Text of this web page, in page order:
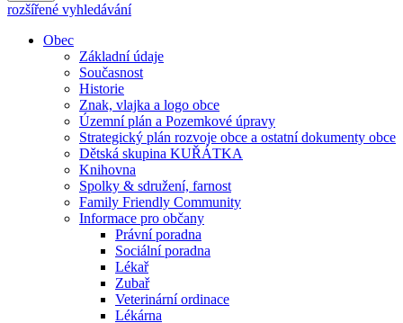
rozšířené vyhledávání
Obec
Základní údaje
Současnost
Historie
Znak, vlajka a logo obce
Územní plán a Pozemkové úpravy
Strategický plán rozvoje obce a ostatní dokumenty obce
Dětská skupina KUŘÁTKA
Knihovna
Spolky & sdružení, farnost
Family Friendly Community
Informace pro občany
Právní poradna
Sociální poradna
Lékař
Zubař
Veterinární ordinace
Lékárna